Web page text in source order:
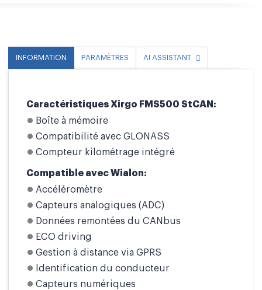
INFORMATION PARAMÈTRES AI ASSISTANT
Caractéristiques Xirgo FMS500 StCAN:
Boîte à mémoire
Compatibilité avec GLONASS
Compteur kilométrage intégré
Compatible avec Wialon:
Accéléromètre
Capteurs analogiques (ADC)
Données remontées du CANbus
ECO driving
Gestion à distance via GPRS
Identification du conducteur
Capteurs numériques